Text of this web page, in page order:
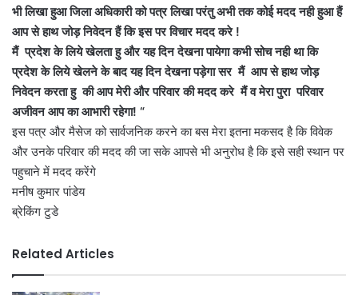
भी लिखा हुआ जिला अधिकारी को पत्र लिखा परंतु अभी तक कोई मदद नही हुआ हैं
आप से हाथ जोड़ निवेदन हैं कि इस पर विचार मदद करे !
मैं प्रदेश के लिये खेलता हु और यह दिन देखना पायेगा कभी सोच नही था कि
प्रदेश के लिये खेलने के बाद यह दिन देखना पड़ेगा सर मैं आप से हाथ जोड़
निवेदन करता हु की आप मेरी और परिवार की मदद करे मैं व मेरा पुरा परिवार
अजीवन आप का आभारी रहेगा! “
इस पत्र और मैसेज को सार्वजनिक करने का बस मेरा इतना मकसद है कि विवेक
और उनके परिवार की मदद की जा सके आपसे भी अनुरोध है कि इसे सही स्थान पर
पहुचाने में मदद करेंगे
मनीष कुमार पांडेय
ब्रेकिंग टुडे
Related Articles